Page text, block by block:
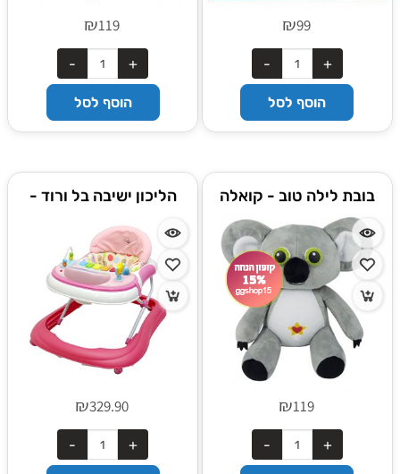
₪99
הוסף לסל
₪119
הוסף לסל
בובת לילה טוב - קואלה
מבית בוקי צרפת
₪119
הליכון ישיבה בל ורוד -
₪329.90